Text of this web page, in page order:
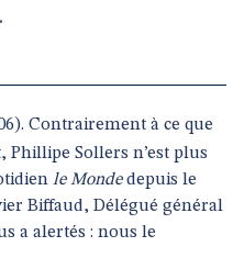
Contrairement à ce que
Sollers n’est plus
le Mondedepuis le
Biffaud, Délégué général
a alertés : nous le